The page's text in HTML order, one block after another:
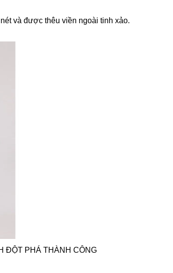
và được thêu viền ngoài tinh xảo.
ĐỘT PHÁ THÀNH CÔNG